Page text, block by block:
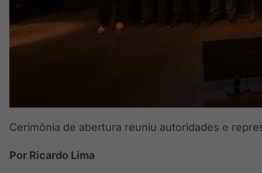
Cerimônia de abertura reuniu autoridades e
Por Ricardo Lima